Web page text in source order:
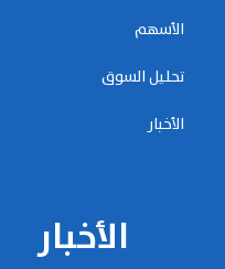
الأسهم
تحليل السوق
الأخبار
الأخبار